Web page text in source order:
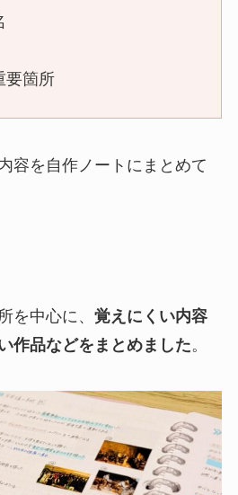
要箇所
容を自作ノートにまとめて
を中心に、 覚えにくい内容
作品などをまとめました。